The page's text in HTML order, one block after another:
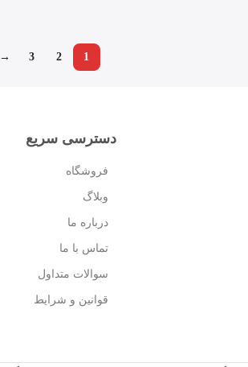
1
2
3
→
دسترسی سریع
فروشگاه
وبلاگ
درباره ما
تماس با ما
سوالات متداول
قوانین و شرایط